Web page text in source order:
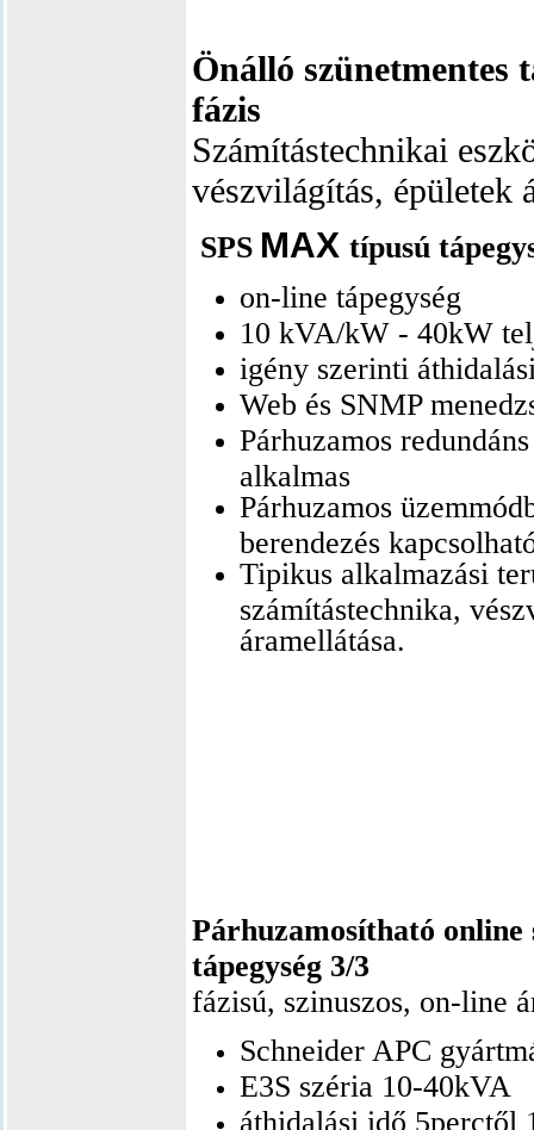
Önálló szünetmentes
fázis
Számítástechnikai
vészvilágítás, épületek
SPS MAX típusú
on-line tápegység
10 kVA/kW - 40kW
igény szerinti
Web és SNMP
Párhuzamos
alkalmas
Párhuzamos
berendezés
Tipikus alkalmazási
számítástechnika,
áramellátása.
Párhuzamosítható online
tápegység 3/3
fázisú, szinuszos, on-line
Schneider APC
E3S széria 10-40kVA
áthidalási idő 5perctől